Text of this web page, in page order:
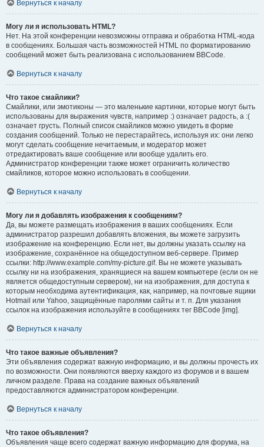
Вернуться к началу
Могу ли я использовать HTML?
Нет. На этой конференции невозможны отправка и обработка HTML-кода
в сообщениях. Большая часть возможностей HTML по форматированию
сообщений может быть реализована с использованием BBCode.
Вернуться к началу
Что такое смайлики?
Смайлики, или эмотиконы — это маленькие картинки, которые могут быть
использованы для выражения чувств, например :) означает радость, а :(
означает грусть. Полный список смайликов можно увидеть в форме
создания сообщений. Только не перестарайтесь, используя их: они легко
могут сделать сообщение нечитаемым, и модератор может
отредактировать ваше сообщение или вообще удалить его.
Администратор конференции также может ограничить количество
смайликов, которое можно использовать в сообщении.
Вернуться к началу
Могу ли я добавлять изображения к сообщениям?
Да, вы можете размещать изображения в ваших сообщениях. Если
администратор разрешил добавлять вложения, вы можете загрузить
изображение на конференцию. Если нет, вы должны указать ссылку на
изображение, сохранённое на общедоступном веб-сервере. Пример
ссылки: http://www.example.com/my-picture.gif. Вы не можете указывать
ссылку ни на изображения, хранящиеся на вашем компьютере (если он не
является общедоступным сервером), ни на изображения, для доступа к
которым необходима аутентификация, как, например, на почтовые ящики
Hotmail или Yahoo, защищённые паролями сайты и т. п. Для указания
ссылок на изображения используйте в сообщениях тег BBCode [img].
Вернуться к началу
Что такое важные объявления?
Эти объявления содержат важную информацию, и вы должны прочесть их
по возможности. Они появляются вверху каждого из форумов и в вашем
личном разделе. Права на создание важных объявлений
предоставляются администратором конференции.
Вернуться к началу
Что такое объявления?
Объявления чаще всего содержат важную информацию для форума, на